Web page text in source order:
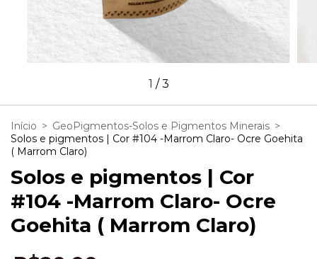
1 /3
Início > GeoPigmentos-Solos e Pigmentos Minerais >
Solos e pigmentos | Cor #104 -Marrom Claro- Ocre Goehita
( Marrom Claro)
Solos e pigmentos | Cor
#104 -Marrom Claro- Ocre
Goehita ( Marrom Claro)